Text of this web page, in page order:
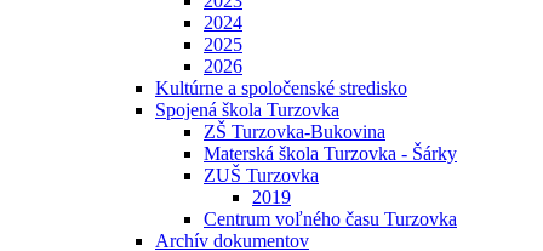
2024
2025
2026
Kultúrne a spoločenské stredisko
Spojená škola Turzovka
ZŠ Turzovka-Bukovina
Materská škola Turzovka - Šárky
ZUŠ Turzovka
2019
Centrum voľného času Turzovka
Archív dokumentov